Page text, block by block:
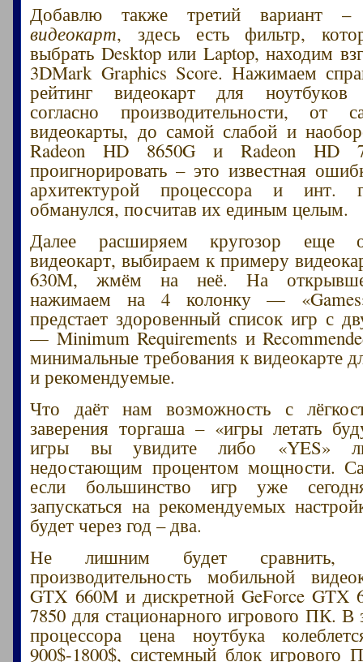
Добавлю также третий вариант
видеокарт, здесь есть фильтр,
выбрать Desktop или Laptop, находим
3DMark Graphics Score. Нажимаем
рейтинг видеокарт для ноутбуков
согласно производительности, от
видеокарты, до самой слабой и
Radeon HD 8650G и Radeon HD
проигнорировать – это известная
архитектурой процессора и инт.
обманулся, посчитав их единым целым.
Далее расширяем кругозор еще
видеокарт, выбираем к примеру
630M, жмём на неё. На
нажимаем на 4 колонку —
предстает здоровенный список игр с
— Minimum Requirements и
минимальные требования к видеокарте
и рекомендуемые.
Что даёт нам возможность с
заверения торгаша – «игры летать
игры вы увидите либо «YES»
недостающим процентом мощности.
если большинство игр уже
запускаться на рекомендуемых
будет через год – два.
Не лишним будет сравнить,
производительность мобильной
GTX 660M и дискретной GeForce GTX
7850 для стационарного игрового ПК. В
процессора цена ноутбука
900$-1800$, системный блок игрового